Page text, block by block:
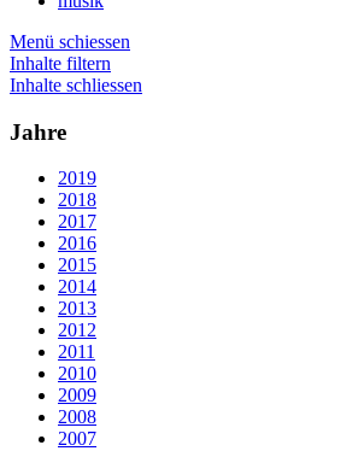
Menü schiessen
Inhalte filtern
Inhalte schliessen
Jahre
2019
2018
2017
2016
2015
2014
2013
2012
2011
2010
2009
2008
2007